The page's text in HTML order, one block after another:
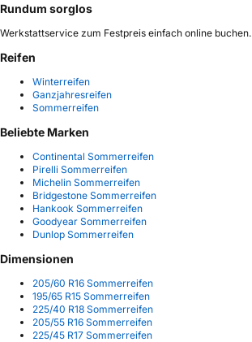
Rundum sorglos
Werkstattservice zum Festpreis einfach online buchen.
Reifen
Winterreifen
Ganzjahresreifen
Sommerreifen
Beliebte Marken
Continental Sommerreifen
Pirelli Sommerreifen
Michelin Sommerreifen
Bridgestone Sommerreifen
Hankook Sommerreifen
Goodyear Sommerreifen
Dunlop Sommerreifen
Dimensionen
205/60 R16 Sommerreifen
195/65 R15 Sommerreifen
225/40 R18 Sommerreifen
205/55 R16 Sommerreifen
225/45 R17 Sommerreifen